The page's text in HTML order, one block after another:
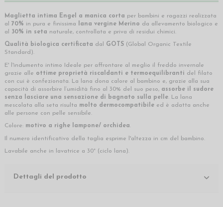
Maglietta intima Engel a manica corta per bambini e ragazzi realizzata
al 70% in pura e finissima lana vergine Merino da allevamento biologico e
al 30% in seta naturale, controllata e priva di residui chimici.
Qualità biologica certificata dal GOTS (Global Organic Textile
Standard).
E' l'indumento intimo Ideale per affrontare al meglio il freddo invernale
grazie alle ottime proprietà riscaldanti e termoequilibranti del filato
con cui è confezionata. La lana dona calore al bambino e, grazie alla sua
capacità di assorbire l’umidità fino al 30% del suo peso, assorbe il sudore
senza lasciare una sensazione di bagnato sulla pelle. La lana
mescolata alla seta risulta molto dermocompatibile ed è adatta anche
alle persone con pelle sensibile.
Colore: motivo a righe lampone/ orchidea.
Il numero identificativo della taglia esprime l'altezza in cm del bambino.
Lavabile anche in lavatrice a 30° (ciclo lana).
Dettagli del prodotto